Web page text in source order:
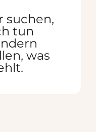
suchen,
tun
was